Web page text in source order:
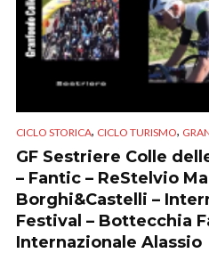
CICLO STORICA, CICLO TURISMO,
GF Sestriere Colle
– Fantic – ReStelvio
Borghi&Castelli –
Festival – Bottecchia
Internazionale Alassio